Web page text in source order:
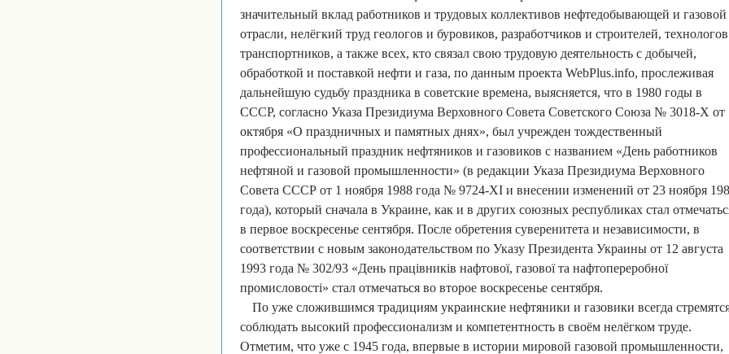
значительный вклад работников и трудовых коллективов нефтедобывающей и газовой
отрасли, нелёгкий труд геологов и буровиков, разработчиков и строителей,
транспортников, а также всех, кто связал свою трудовую деятельность с добычей,
обработкой и поставкой нефти и газа, по данным проекта WebPlus.info, прослеживая
дальнейшую судьбу праздника в советские времена, выясняется, что в 1980 годы в
СССР, согласно Указа Президиума Верховного Совета Советского Союза № 3018-Х от
октября «О праздничных и памятных днях», был учрежден тождественный
профессиональный праздник нефтяников и газовиков с названием «День работников
нефтяной и газовой промышленности» (в редакции Указа Президиума Верховного
Совета СССР от 1 ноября 1988 года № 9724-XI и внесении изменений от 23 ноября
года), который сначала в Украине, как и в других союзных республиках стал
в первое воскресенье сентября. После обретения суверенитета и независимости, в
соответствии с новым законодательством по Указу Президента Украины от 12 августа
1993 года № 302/93 «День працівників нафтової, газової та нафтопереробної
промисловості» стал отмечаться во второе воскресенье сентября.
По уже сложившимся традициям украинские нефтяники и газовики всегда
соблюдать высокий профессионализм и компетентность в своём нелёгком труде.
Отметим, что уже с 1945 года, впервые в истории мировой газовой промышленности,